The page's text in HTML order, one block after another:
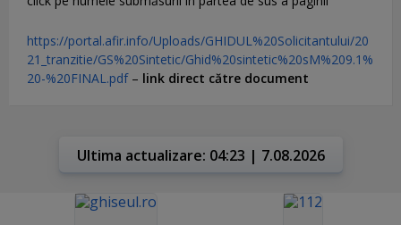
https://portal.afir.info/Uploads/GHIDUL%20Solicitantului/20
21_tranzitie/GS%20Sintetic/Ghid%20sintetic%20sM%209.1%
20-%20FINAL.pdf– link direct către document
Ultima actualizare: 04:23 | 7.08.2026